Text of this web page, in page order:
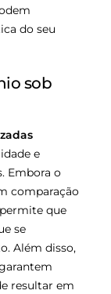
do seu
sob
e
Embora o
comparação
que
se
Além disso,
resultar em